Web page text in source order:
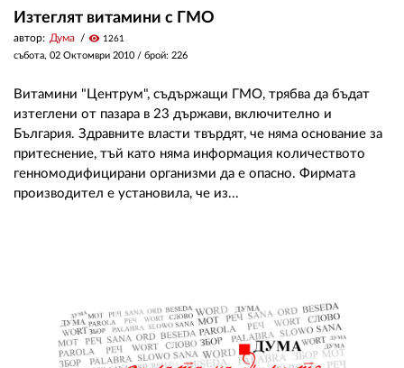
Изтеглят витамини с ГМО
автор: Дума visibility 1261
събота, 02 Октомври 2010 / брой: 226
Витамини "Центрум", съдържащи ГМО, трябва да бъдат
изтеглени от пазара в 23 държави, включително и
България. Здравните власти твърдят, че няма основание за
притеснение, тъй като няма информация количеството
генномодифицирани организми да е опасно. Фирмата
производител е установила, че из...